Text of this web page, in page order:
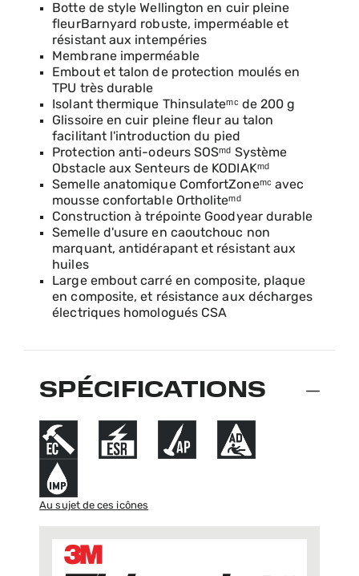
Botte de style Wellington en cuir pleine
fleurBarnyard robuste, imperméable et
résistant aux intempéries
Membrane imperméable
Embout et talon de protection moulés en
TPU très durable
Isolant thermique Thinsulateᵐᶜ de 200 g
Glissoire en cuir pleine fleur au talon
facilitant l'introduction du pied
Protection anti-odeurs SOSᵐᵈ Système
Obstacle aux Senteurs de KODIAKᵐᵈ
Semelle anatomique ComfortZoneᵐᶜ avec
mousse confortable Ortholiteᵐᵈ
Construction à trépointe Goodyear durable
Semelle d'usure en caoutchouc non
marquant, antidérapant et résistant aux
huiles
Large embout carré en composite, plaque
en composite, et résistance aux décharges
électriques homologués CSA
SPÉCIFICATIONS
Au sujet de ces icônes